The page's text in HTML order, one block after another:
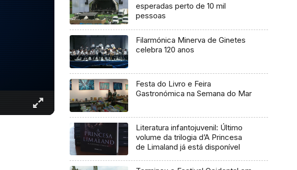
esperadas perto de 10 mil
pessoas
Filarmónica Minerva de Ginetes
celebra 120 anos
Festa do Livro e Feira
Gastronómica na Semana do Mar
Literatura infantojuvenil: Último
volume da trilogia d’A Princesa
de Limaland já está disponível